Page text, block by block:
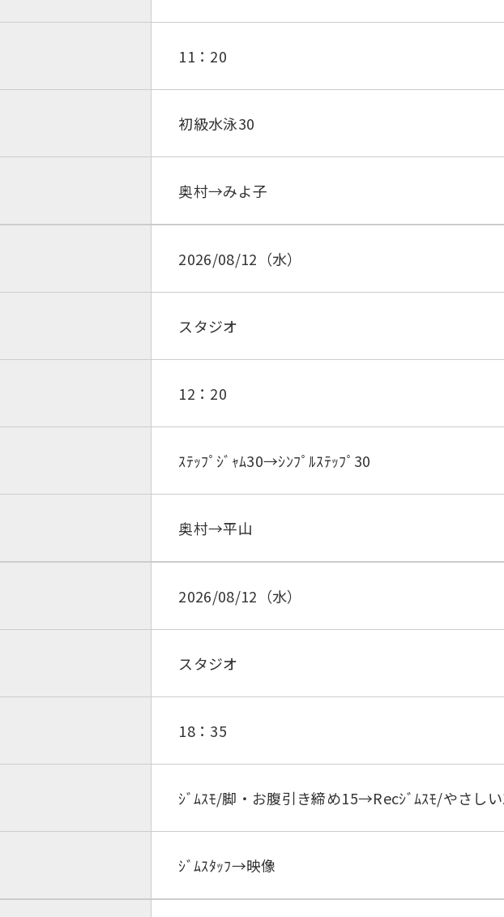
11：20
初級水泳30
奥村→みよ子
2026/08/12（水）
スタジオ
12：20
ｽﾃｯﾌﾟｼﾞｬﾑ30→ｼﾝﾌﾟﾙｽﾃｯﾌﾟ30
奥村→平山
2026/08/12（水）
スタジオ
18：35
ｼﾞﾑｽﾓ/脚・お腹引き締め15→Recｼﾞﾑｽﾓ/やさしい
ｼﾞﾑｽﾀｯﾌ→映像